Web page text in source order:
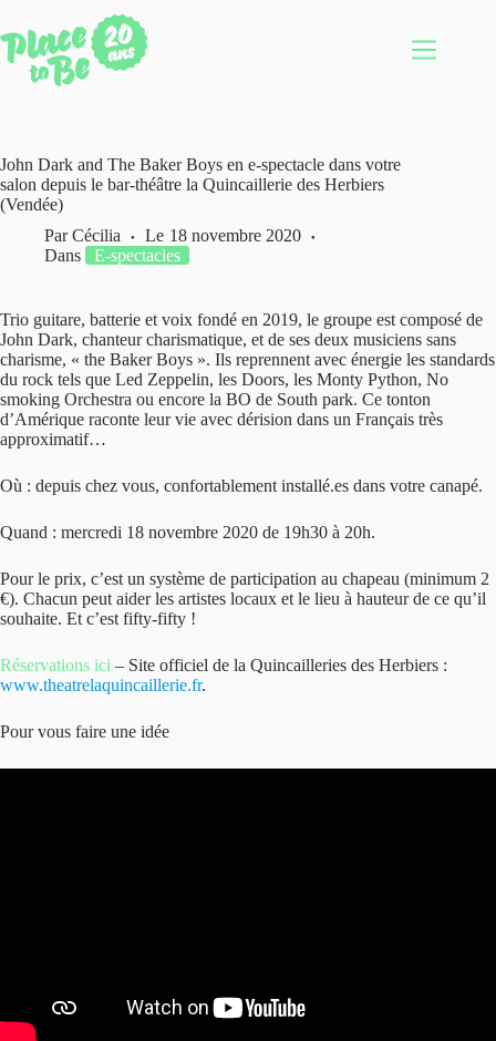
au
contenu
John Dark and The Baker Boys en e-spectacle dans votre
salon depuis le bar-théâtre la Quincaillerie des Herbiers
(Vendée)
Par Cécilia Le 18 novembre 2020
Dans
E-spectacles
Trio guitare, batterie et voix fondé en 2019, le groupe est composé de
John Dark, chanteur charismatique, et de ses deux musiciens sans
charisme, « the Baker Boys ». Ils reprennent avec énergie les standards
du rock tels que Led Zeppelin, les Doors, les Monty Python, No
smoking Orchestra ou encore la BO de South park. Ce tonton
d’Amérique raconte leur vie avec dérision dans un Français très
approximatif…
Où : depuis chez vous, confortablement installé.es dans votre canapé.
Quand : mercredi 18 novembre 2020 de 19h30 à 20h.
Pour le prix, c’est un système de participation au chapeau (minimum 2
€). Chacun peut aider les artistes locaux et le lieu à hauteur de ce qu’il
souhaite. Et c’est fifty-fifty !
Réservations ici – Site officiel de la Quincailleries des Herbiers :
www.theatrelaquincaillerie.fr.
Pour vous faire une idée